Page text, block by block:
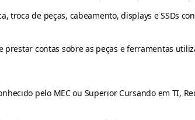
troca de peças, cabeamento, displays e SSDs
prestar contas sobre as peças e ferramentas
pelo MEC ou Superior Cursando em TI,